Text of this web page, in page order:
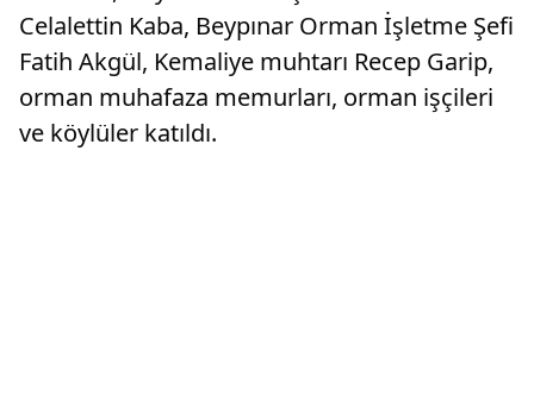
Celalettin Kaba, Beypınar Orman İşletme Şefi
Fatih Akgül, Kemaliye muhtarı Recep Garip,
orman muhafaza memurları, orman işçileri
ve köylüler katıldı.